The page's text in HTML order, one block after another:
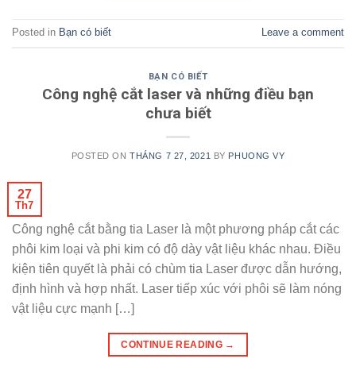
Posted in Bạn có biết Leave a comment
BẠN CÓ BIẾT
Công nghệ cắt laser và những điều bạn
chưa biết
POSTED ONTHÁNG 7 27, 2021 BY PHUONG VY
27
Th7
Công nghệ cắt bằng tia Laser là một phương pháp cắt các
phôi kim loại và phi kim có độ dày vật liệu khác nhau. Điều
kiện tiên quyết là phải có chùm tia Laser được dẫn hướng,
định hình và hợp nhất. Laser tiếp xúc với phôi sẽ làm nóng
vật liệu cực mạnh […]
CONTINUE READING →